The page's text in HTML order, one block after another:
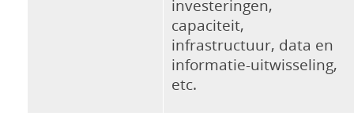
investeringen,
capaciteit,
infrastructuur, data en
informatie-uitwisseling,
etc.